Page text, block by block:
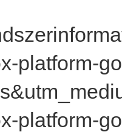
platform-
platform-